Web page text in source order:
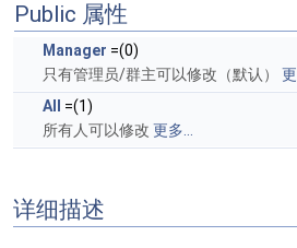
Public 属性
Manager =(0)
只有管理员/群主可以修改（默认） 更
All
=(1)
所有人可以修改 更多...
详细描述